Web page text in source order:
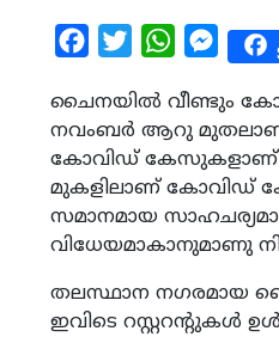
Facebook
Twitter WhatsApp
ചൈനയില്‍ വീണ്ടും
നവംബര്‍ ആറു മുതലാണ്
കോവിഡ് കേസുകളാണ്
മുകളിലാണ് കോവിഡ്
സമാനമായ
വിധേയമാകാനുമാണു
തലസ്ഥാന നഗരമായ
ഇവിടെ റസ്റ്ററന്റുകള്‍